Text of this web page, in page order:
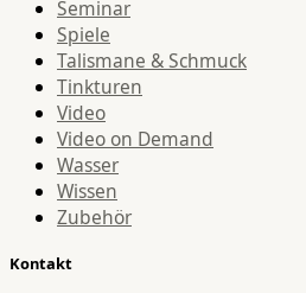
Seminar
Spiele
Talismane & Schmuck
Tinkturen
Video
Video on Demand
Wasser
Wissen
Zubehör
Kontakt